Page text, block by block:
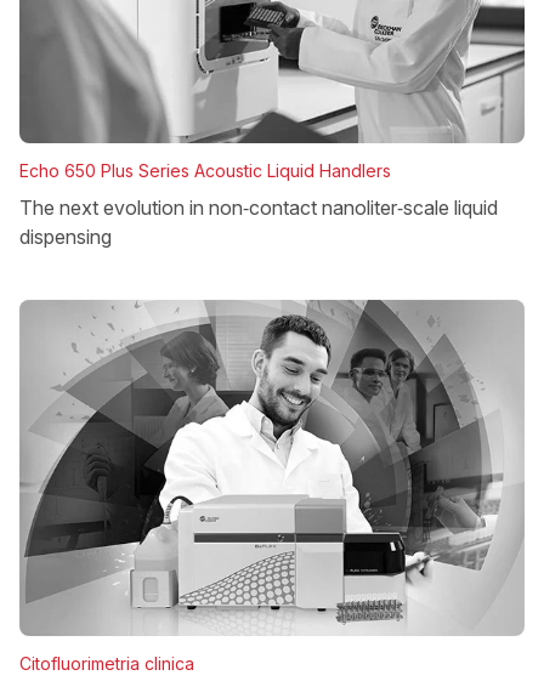
Echo 650 Plus Series Acoustic Liquid Handlers
The next evolution in non‑contact nanoliter‑scale liquid
dispensing
Citofluorimetria clinica